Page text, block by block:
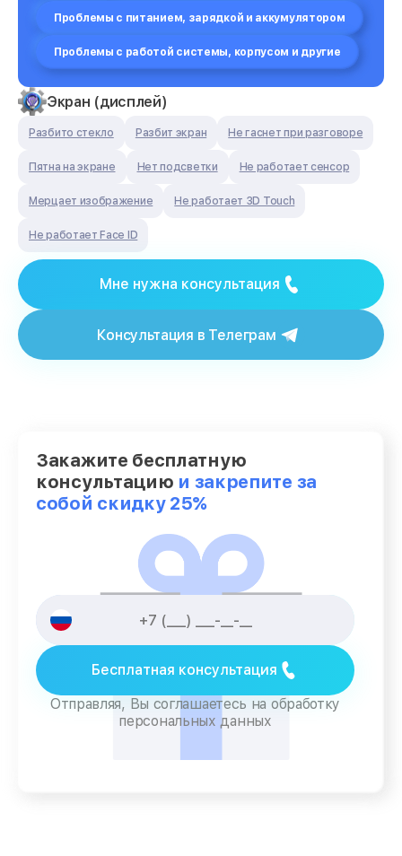
Проблемы с питанием, зарядкой и аккумулятором
Проблемы с работой системы, корпусом и другие
Экран (дисплей)
Разбито стекло Разбит экран Не гаснет при разговоре
Пятна на экране Нет подсветки Не работает сенсор
Мерцает изображение Не работает 3D Touch
Не работает Face ID
Мне нужна консультация
Консультация в Телеграм
Закажите бесплатную
консультацию и закрепите за
собой скидку 25%
Бесплатная консультация
Отправляя, Вы соглашаетесь на обработку
персональных данных